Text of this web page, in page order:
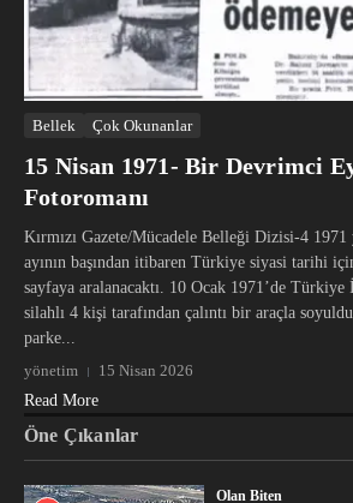
Bellek Çok Okunanlar
15 Nisan 1971- Bir Devrimci
Fotoromanı
Kırmızı Gazete/Mücadele Belleği Dizisi-4 1971
ayının başından itibaren Türkiye siyasi tarihi
sayfaya aralanacaktı. 10 Ocak 1971’de Türkiye
silahlı 4 kişi tarafından çalıntı bir araçla
parke...
yönetim
15 Nisan 2026
Read More
Öne Çıkanlar
Olan Biten